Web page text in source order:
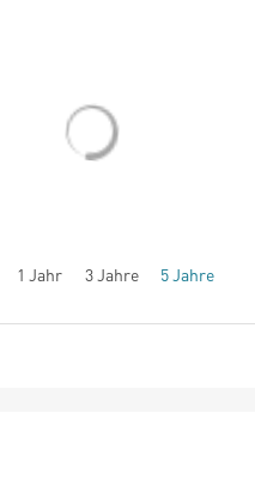
1 Jahr 3 Jahre 5 Jahre